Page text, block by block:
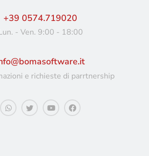
+39 0574.719020
- Ven. 9:00 - 18:00
e richieste di parrtnership